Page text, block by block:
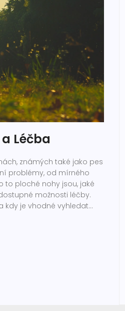
Léčba
známých také jako pes
problémy, od mírného
to ploché nohy jsou, jaké
možnosti léčby.
kdy je vhodné vyhledat